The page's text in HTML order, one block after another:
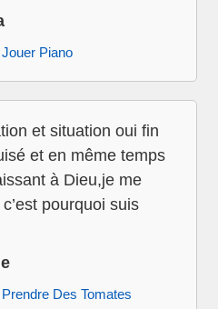
Piano
et situation oui fin
et en même temps
à Dieu,je me
pourquoi suis
Des Tomates